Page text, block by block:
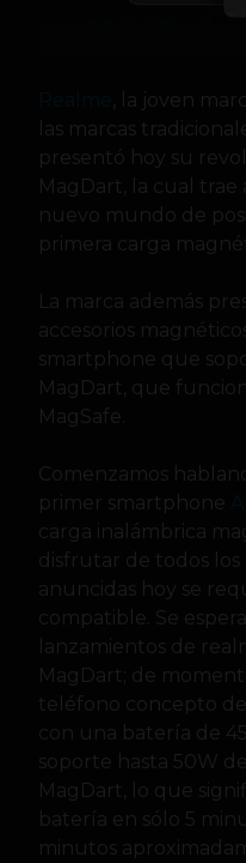
, la joven
las marcas
presentó hoy su
MagDart, la cual trae
nuevo mundo de
primera carga
La marca además
accesorios
smartphone que
MagDart, que
MagSafe.
Comenzamos
primer smartphone
carga inalámbrica
disfrutar de todos los
anuncidas hoy se
compatible. Se
lanzamientos de
MagDart; de
teléfono concepto
con una batería de
soporte hasta 50W
MagDart, lo que
batería en sólo 5
minutos